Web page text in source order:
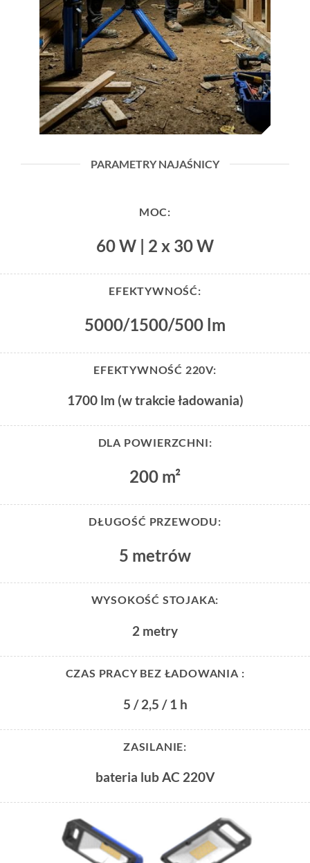
PARAMETRY NAJAŚNICY
MOC:
60 W | 2 x 30 W
EFEKTYWNOŚĆ:
5000/1500/500 lm
EFEKTYWNOŚĆ 220V:
1700 lm (w trakcie ładowania)
DLA POWIERZCHNI:
200 m²
DŁUGOŚĆ PRZEWODU:
5 metrów
WYSOKOŚĆ STOJAKA:
2 metry
CZAS PRACY BEZ ŁADOWANIA :
5 / 2,5 / 1 h
ZASILANIE:
bateria lub AC 220V